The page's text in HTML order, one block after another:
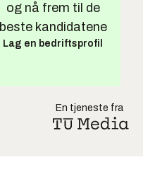
og nå frem til de
beste kandidatene
Lag en bedriftsprofil
En tjeneste fra